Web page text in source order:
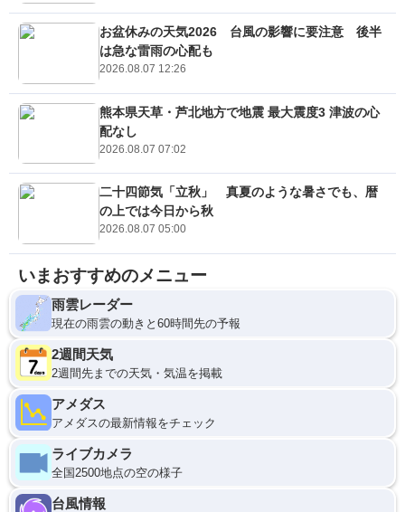
お盆休みの天気2026 台風の影響に要注意 後半
は急な雷雨の心配も
2026.08.07 12:26
熊本県天草・芦北地方で地震 最大震度3 津波の心
配なし
2026.08.07 07:02
二十四節気「立秋」 真夏のような暑さでも、暦
の上では今日から秋
2026.08.07 05:00
いまおすすめのメニュー
雨雲レーダー
現在の雨雲の動きと60時間先の予報
2週間天気
2週間先までの天気・気温を掲載
アメダス
アメダスの最新情報をチェック
ライブカメラ
全国2500地点の空の様子
台風情報